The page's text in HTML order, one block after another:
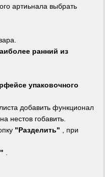
ранний из
упаковочного
на нестов гобавить.
"Разделить" , при